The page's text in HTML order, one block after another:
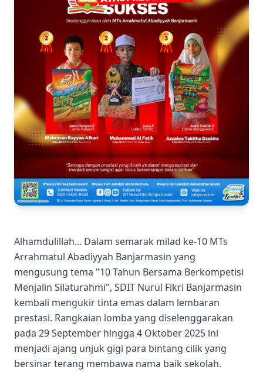
Alhamdulillah... Dalam semarak milad ke-10 MTs
Arrahmatul Abadiyyah Banjarmasin yang
mengusung tema "10 Tahun Bersama Berkompetisi
Menjalin Silaturahmi", SDIT Nurul Fikri Banjarmasin
kembali mengukir tinta emas dalam lembaran
prestasi. Rangkaian lomba yang diselenggarakan
pada 29 September hingga 4 Oktober 2025 ini
menjadi ajang unjuk gigi para bintang cilik yang
bersinar terang membawa nama baik sekolah.